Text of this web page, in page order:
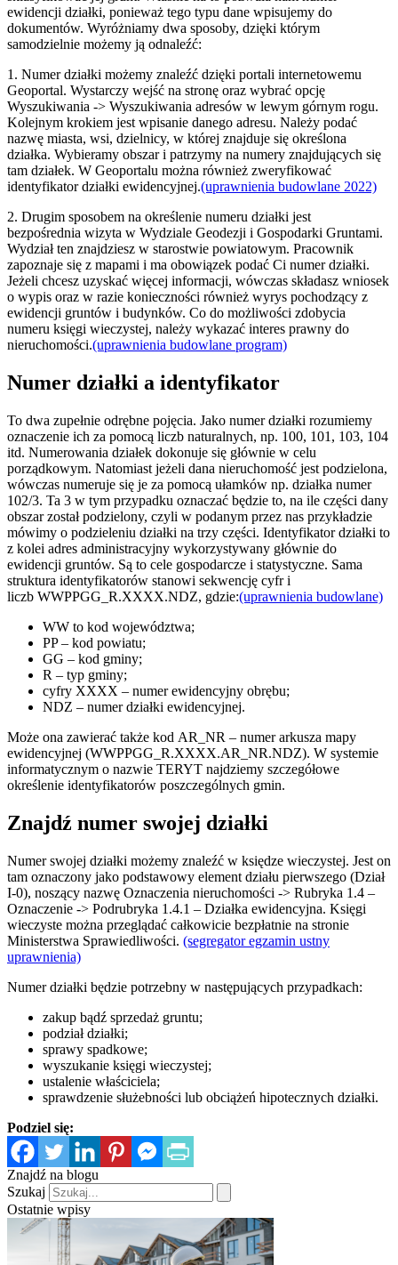
ewidencji działki, ponieważ tego typu dane wpisujemy do
dokumentów. Wyróżniamy dwa sposoby, dzięki którym
samodzielnie możemy ją odnaleźć:
1. Numer działki możemy znaleźć dzięki portali internetowemu
Geoportal. Wystarczy wejść na stronę oraz wybrać opcję
Wyszukiwania -> Wyszukiwania adresów w lewym górnym rogu.
Kolejnym krokiem jest wpisanie danego adresu. Należy podać
nazwę miasta, wsi, dzielnicy, w której znajduje się określona
działka. Wybieramy obszar i patrzymy na numery znajdujących się
tam działek. W Geoportalu można również zweryfikować
identyfikator działki ewidencyjnej.(uprawnienia budowlane 2022)
2. Drugim sposobem na określenie numeru działki jest
bezpośrednia wizyta w Wydziale Geodezji i Gospodarki Gruntami.
Wydział ten znajdziesz w starostwie powiatowym. Pracownik
zapoznaje się z mapami i ma obowiązek podać Ci numer działki.
Jeżeli chcesz uzyskać więcej informacji, wówczas składasz wniosek
o wypis oraz w razie konieczności również wyrys pochodzący z
ewidencji gruntów i budynków. Co do możliwości zdobycia
numeru księgi wieczystej, należy wykazać interes prawny do
nieruchomości.(uprawnienia budowlane program)
Numer działki a identyfikator
To dwa zupełnie odrębne pojęcia. Jako numer działki rozumiemy
oznaczenie ich za pomocą liczb naturalnych, np. 100, 101, 103, 104
itd. Numerowania działek dokonuje się głównie w celu
porządkowym. Natomiast jeżeli dana nieruchomość jest podzielona,
wówczas numeruje się je za pomocą ułamków np. działka numer
102/3. Ta 3 w tym przypadku oznaczać będzie to, na ile części dany
obszar został podzielony, czyli w podanym przez nas przykładzie
mówimy o podzieleniu działki na trzy części. Identyfikator działki to
z kolei adres administracyjny wykorzystywany głównie do
ewidencji gruntów. Są to cele gospodarcze i statystyczne. Sama
struktura identyfikatorów stanowi sekwencję cyfr i
liczb WWPPGG_R.XXXX.NDZ, gdzie:(uprawnienia budowlane)
WW to kod województwa;
PP – kod powiatu;
GG – kod gminy;
R – typ gminy;
cyfry XXXX – numer ewidencyjny obrębu;
NDZ – numer działki ewidencyjnej.
Może ona zawierać także kod AR_NR – numer arkusza mapy
ewidencyjnej (WWPPGG_R.XXXX.AR_NR.NDZ). W systemie
informatycznym o nazwie TERYT najdziemy szczegółowe
określenie identyfikatorów poszczególnych gmin.
Znajdź numer swojej działki
Numer swojej działki możemy znaleźć w księdze wieczystej. Jest on
tam oznaczony jako podstawowy element działu pierwszego (Dział
I-0), noszący nazwę Oznaczenia nieruchomości -> Rubryka 1.4 –
Oznaczenie -> Podrubryka 1.4.1 – Działka ewidencyjna. Księgi
wieczyste można przeglądać całkowicie bezpłatnie na stronie
Ministerstwa Sprawiedliwości. (segregator egzamin ustny
uprawnienia)
Numer działki będzie potrzebny w następujących przypadkach:
zakup bądź sprzedaż gruntu;
podział działki;
sprawy spadkowe;
wyszukanie księgi wieczystej;
ustalenie właściciela;
sprawdzenie służebności lub obciążeń hipotecznych działki.
Podziel się:
Znajdź na blogu
Szukaj
Ostatnie wpisy